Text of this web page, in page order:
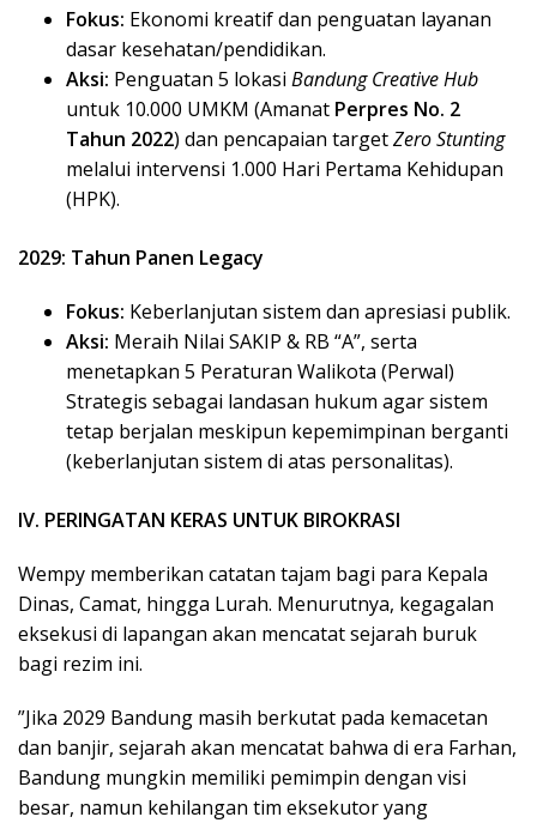
Fokus: Ekonomi kreatif dan penguatan layanan
dasar kesehatan/pendidikan.
Aksi: Penguatan 5 lokasi Bandung Creative Hub
untuk 10.000 UMKM (Amanat Perpres No. 2
Tahun 2022) dan pencapaian targetZero Stunting
melalui intervensi 1.000 Hari Pertama Kehidupan
(HPK).
2029: Tahun Panen Legacy
Fokus: Keberlanjutan sistem dan apresiasi publik.
Aksi: Meraih Nilai SAKIP & RB “A”, serta
menetapkan 5 Peraturan Walikota (Perwal)
Strategis sebagai landasan hukum agar sistem
tetap berjalan meskipun kepemimpinan berganti
(keberlanjutan sistem di atas personalitas).
IV. PERINGATAN KERAS UNTUK BIROKRASI
​Wempy memberikan catatan tajam bagi para Kepala
Dinas, Camat, hingga Lurah. Menurutnya, kegagalan
eksekusi di lapangan akan mencatat sejarah buruk
bagi rezim ini.
​”Jika 2029 Bandung masih berkutat pada kemacetan
dan banjir, sejarah akan mencatat bahwa di era Farhan,
Bandung mungkin memiliki pemimpin dengan visi
besar, namun kehilangan tim eksekutor yang